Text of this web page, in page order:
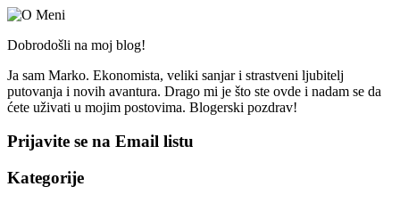
Dobrodošli na moj blog!
Ja sam Marko. Ekonomista, veliki sanjar i strastveni ljubitelj
putovanja i novih avantura. Drago mi je što ste ovde i nadam se da
ćete uživati u mojim postovima. Blogerski pozdrav!
Prijavite se na Email listu
Kategorije